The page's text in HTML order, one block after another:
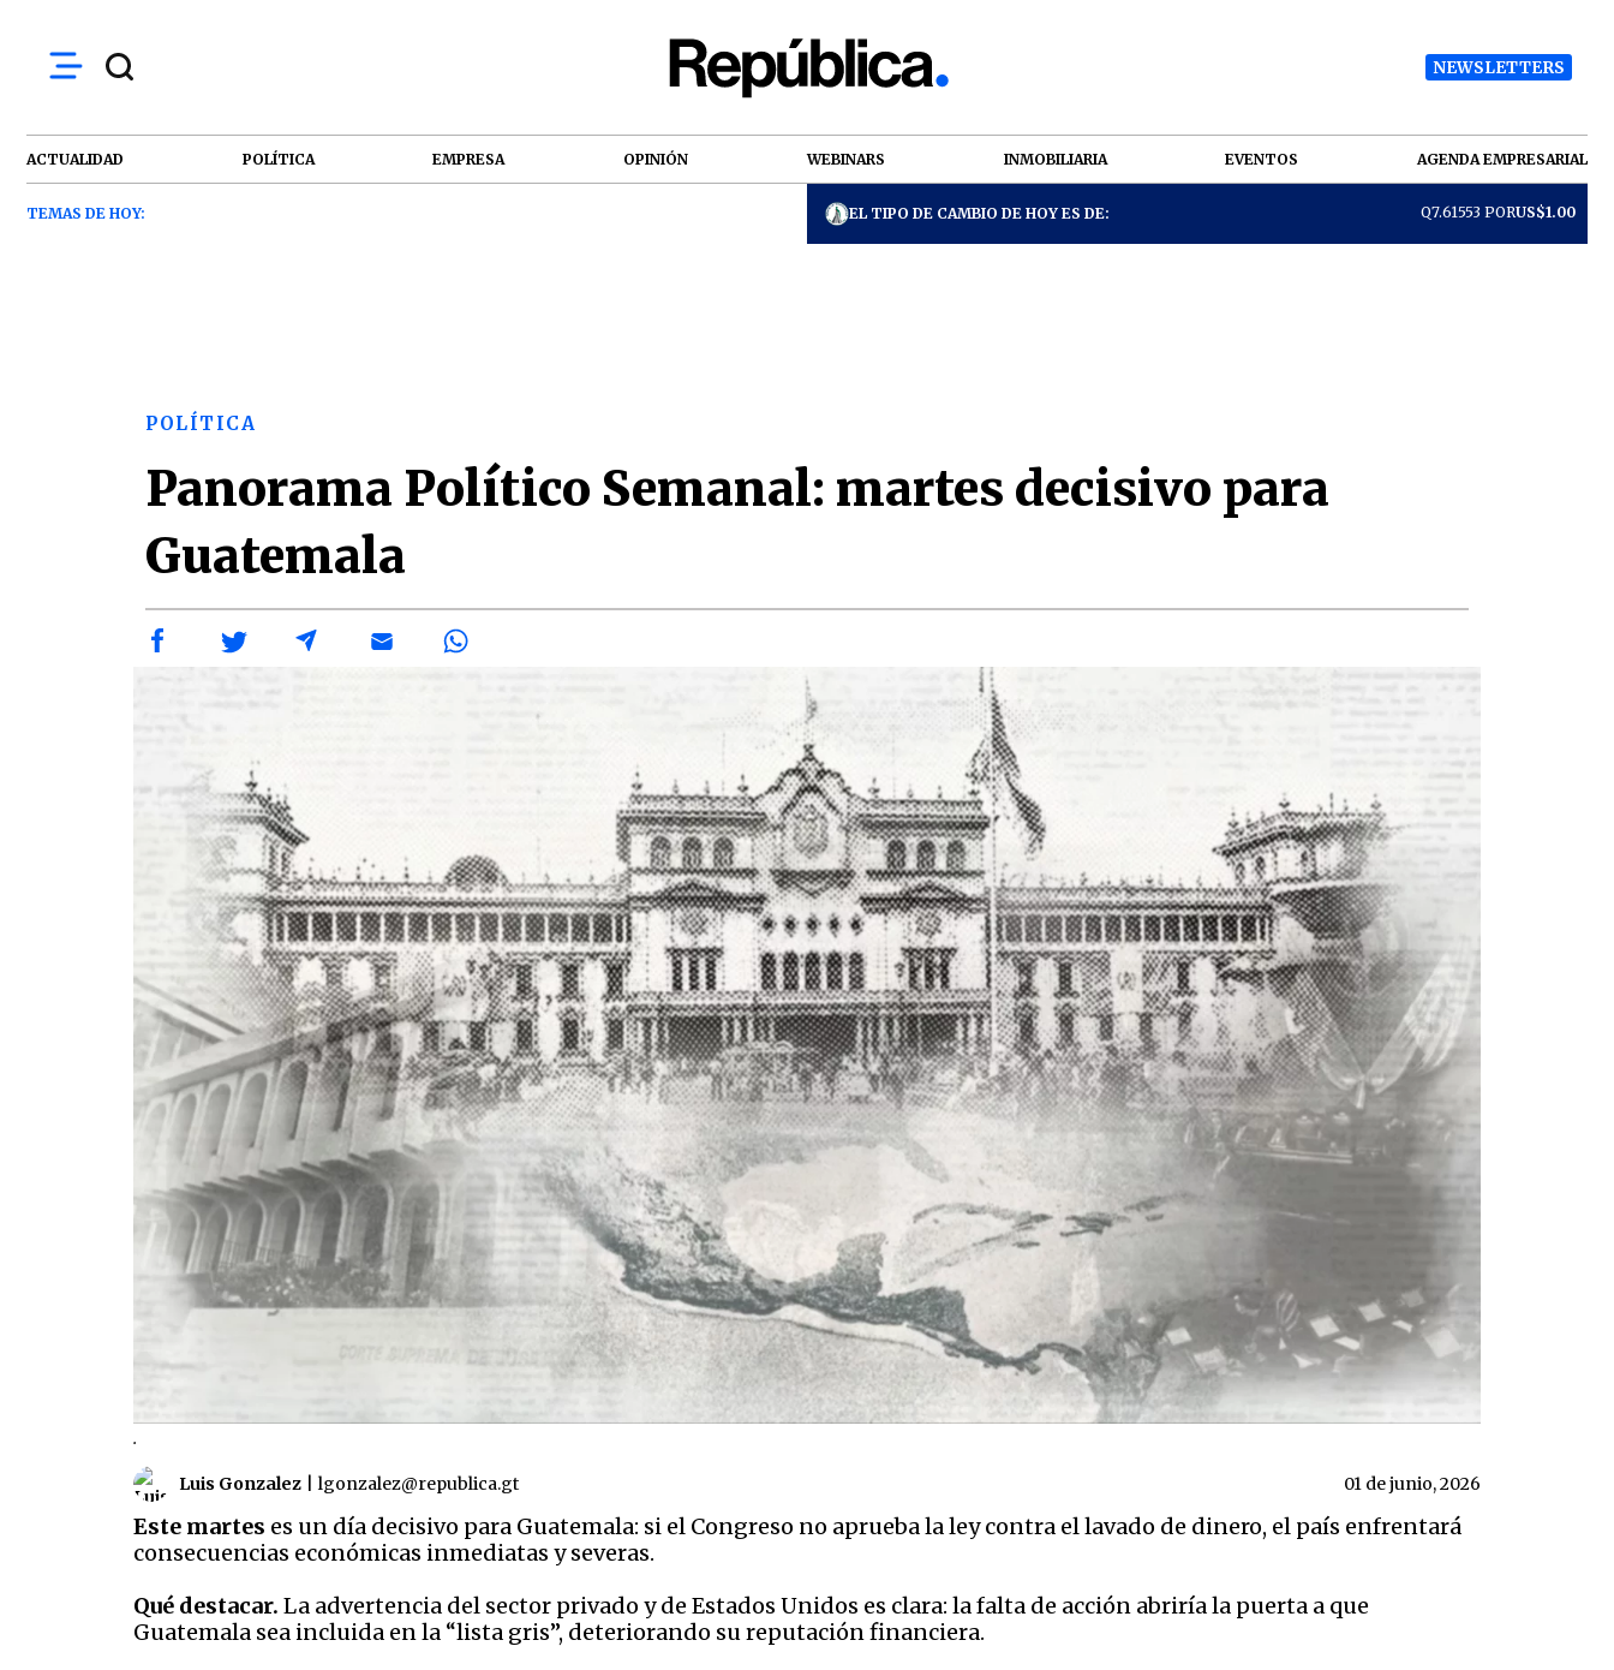
NEWSLETTERS
ACTUALIDAD POLÍTICA EMPRESA OPINIÓN WEBINARS INMOBILIARIA EVENTOS AGENDA EMPRESARIAL
TEMAS DE HOY: EL TIPO DE CAMBIO DE HOY ES DE: Q7.61553 PORUS$1.00
POLÍTICA
Panorama Político Semanal: martes decisivo para
Guatemala
.
Luis Gonzalez lgonzalez@republica.gt 01 de junio, 2026
Este martes es un día decisivo para Guatemala: si el Congreso no aprueba la ley contra el lavado de dinero, el país enfrentará
consecuencias económicas inmediatas y severas.
Qué destacar. La advertencia del sector privado y de Estados Unidos es clara: la falta de acción abriría la puerta a que
Guatemala sea incluida en la “lista gris”, deteriorando su reputación financiera.